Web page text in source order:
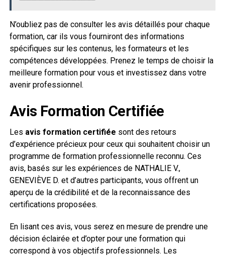
N’oubliez pas de consulter les avis détaillés pour chaque
formation, car ils vous fourniront des informations
spécifiques sur les contenus, les formateurs et les
compétences développées. Prenez le temps de choisir la
meilleure formation pour vous et investissez dans votre
avenir professionnel.
Avis Formation Certifiée
Les avis formation certifiée sont des retours
d’expérience précieux pour ceux qui souhaitent choisir un
programme de formation professionnelle reconnu. Ces
avis, basés sur les expériences de NATHALIE V.,
GENEVIÈVE D. et d’autres participants, vous offrent un
aperçu de la crédibilité et de la reconnaissance des
certifications proposées.
En lisant ces avis, vous serez en mesure de prendre une
décision éclairée et d’opter pour une formation qui
correspond à vos objectifs professionnels. Les